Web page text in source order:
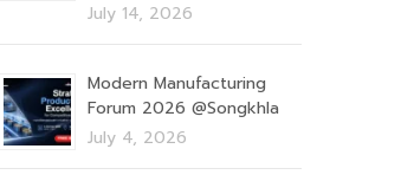
July 14, 2026
Modern Manufacturing
Forum 2026 @Songkhla
July 4, 2026